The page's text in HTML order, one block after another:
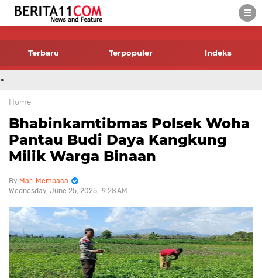
Terbaru Terpopuler Indeks
.
Home
Bhabinkamtibmas Polsek Woha
Pantau Budi Daya Kangkung
Milik Warga Binaan
Mari Membaca
Wednesday, June 25, 2025 9:28 AM